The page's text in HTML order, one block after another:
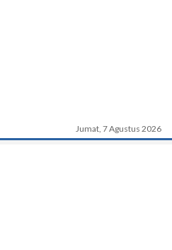
Jumat, 7 Agustus 2026